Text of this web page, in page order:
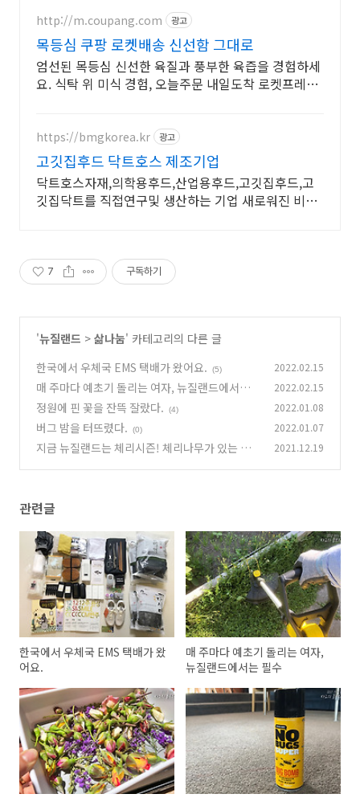
http://m.coupang.com 광고
목등심 쿠팡 로켓배송 신선함 그대로
엄선된 목등심 신선한 육질과 풍부한 육즙을 경험하세
요. 식탁 위 미식 경험, 오늘주문 내일도착 로켓프레시
https://bmgkorea.kr 광고
고깃집후드 닥트호스 제조기업
닥트호스자재,의학용후드,산업용후드,고깃집후드,고
깃집닥트를 직접연구및 생산하는 기업 새로워진 비스
7 구독하기
'뉴질랜드 > 삶나눔' 카테고리의 다른 글
한국에서 우체국 EMS 택배가 왔어요.
(5) 2022.02.15
매 주마다 예초기 돌리는 여자, 뉴질랜드에서는
필수
(0)
2022.02.15
정원에 핀 꽃을 잔뜩 잘랐다. (4) 2022.01.08
버그 밤을 터뜨렸다. (0) 2022.01.07
지금 뉴질랜드는 체리시즌! 체리나무가 있는 집
2021.12.19
관련글
한국에서 우체국 EMS 택배가 왔
어요.
매 주마다 예초기 돌리는 여자,
뉴질랜드에서는 필수